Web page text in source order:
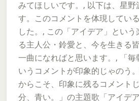
みてほしいです。, 以下は、星
す。このコメントを体現してい
した。, この「アイデア」という
る主人公・鈴愛と、今を生きる
一曲になればと思います。, 「毎
いうコメントが印象的じゃのう
からこそ、印象に残るコメント
分、青い。」の主題歌「アイデ